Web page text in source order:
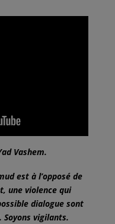
Vashem.
est à l’opposé de
une violence qui
dialogue sont
vigilants.